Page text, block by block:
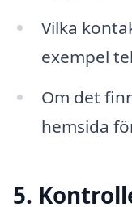
Vilka
exempel
Om det
hemsida
5.